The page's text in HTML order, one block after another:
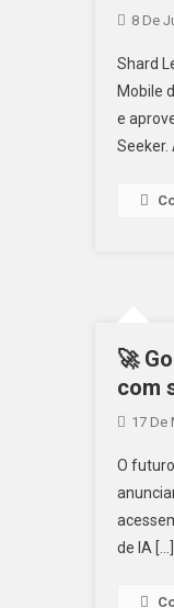
8 De
Shard
Mobile
e
Seeker.
🚀
com
17 De
O
de IA […]